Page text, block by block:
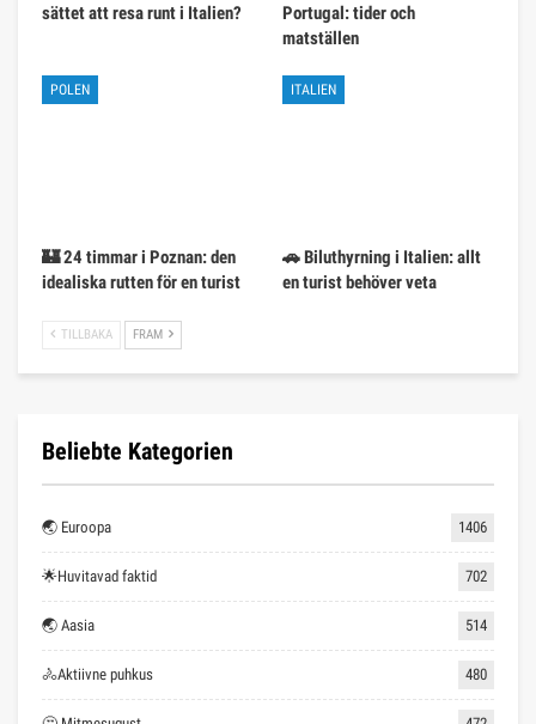
sättet att resa runt i Italien?
Portugal: tider och
matställen
POLEN
🏰 24 timmar i Poznan: den
idealiska rutten för en turist
ITALIEN
🚗 Biluthyrning i Italien: allt
en turist behöver veta
TILLBAKA FRAM
Beliebte Kategorien
🌏 Euroopa 1406
🌟Huvitavad faktid 702
🌏 Aasia 514
🚴Aktiivne puhkus 480